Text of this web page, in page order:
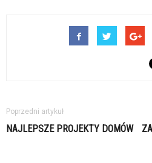
Poprzedni artykuł
NAJLEPSZE PROJEKTY DOMÓW